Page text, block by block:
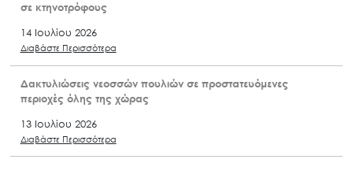
σε κτηνοτρόφους
14 Ιουλίου 2026
Διαβάστε Περισσότερα
Δακτυλιώσεις νεοσσών πουλιών σε προστατευόμενες
περιοχές όλης της χώρας
13 Ιουλίου 2026
Διαβάστε Περισσότερα